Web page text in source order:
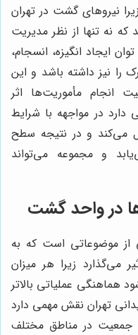
نیروهای گشت در تهران
که نه تنها از نظر مدیریت
ایجاد انگیزه، انسجام،
نیز داشته باشد و این
انجام مأموریت‌ها اثر
دارد در مواجهه با شرایط
می‌کند و در نتیجه سطح
و مجموعه می‌تواند
در واحد گشت
از موضوعاتی است که به
می‌گذارد زیرا هر میزان
هماهنگی عملیاتی بالاتر
تهران نقش مهمی دارد
جمعیت در مناطق مختلف